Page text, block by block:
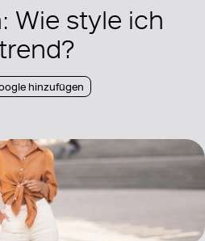
Wie style ich
hinzufügen